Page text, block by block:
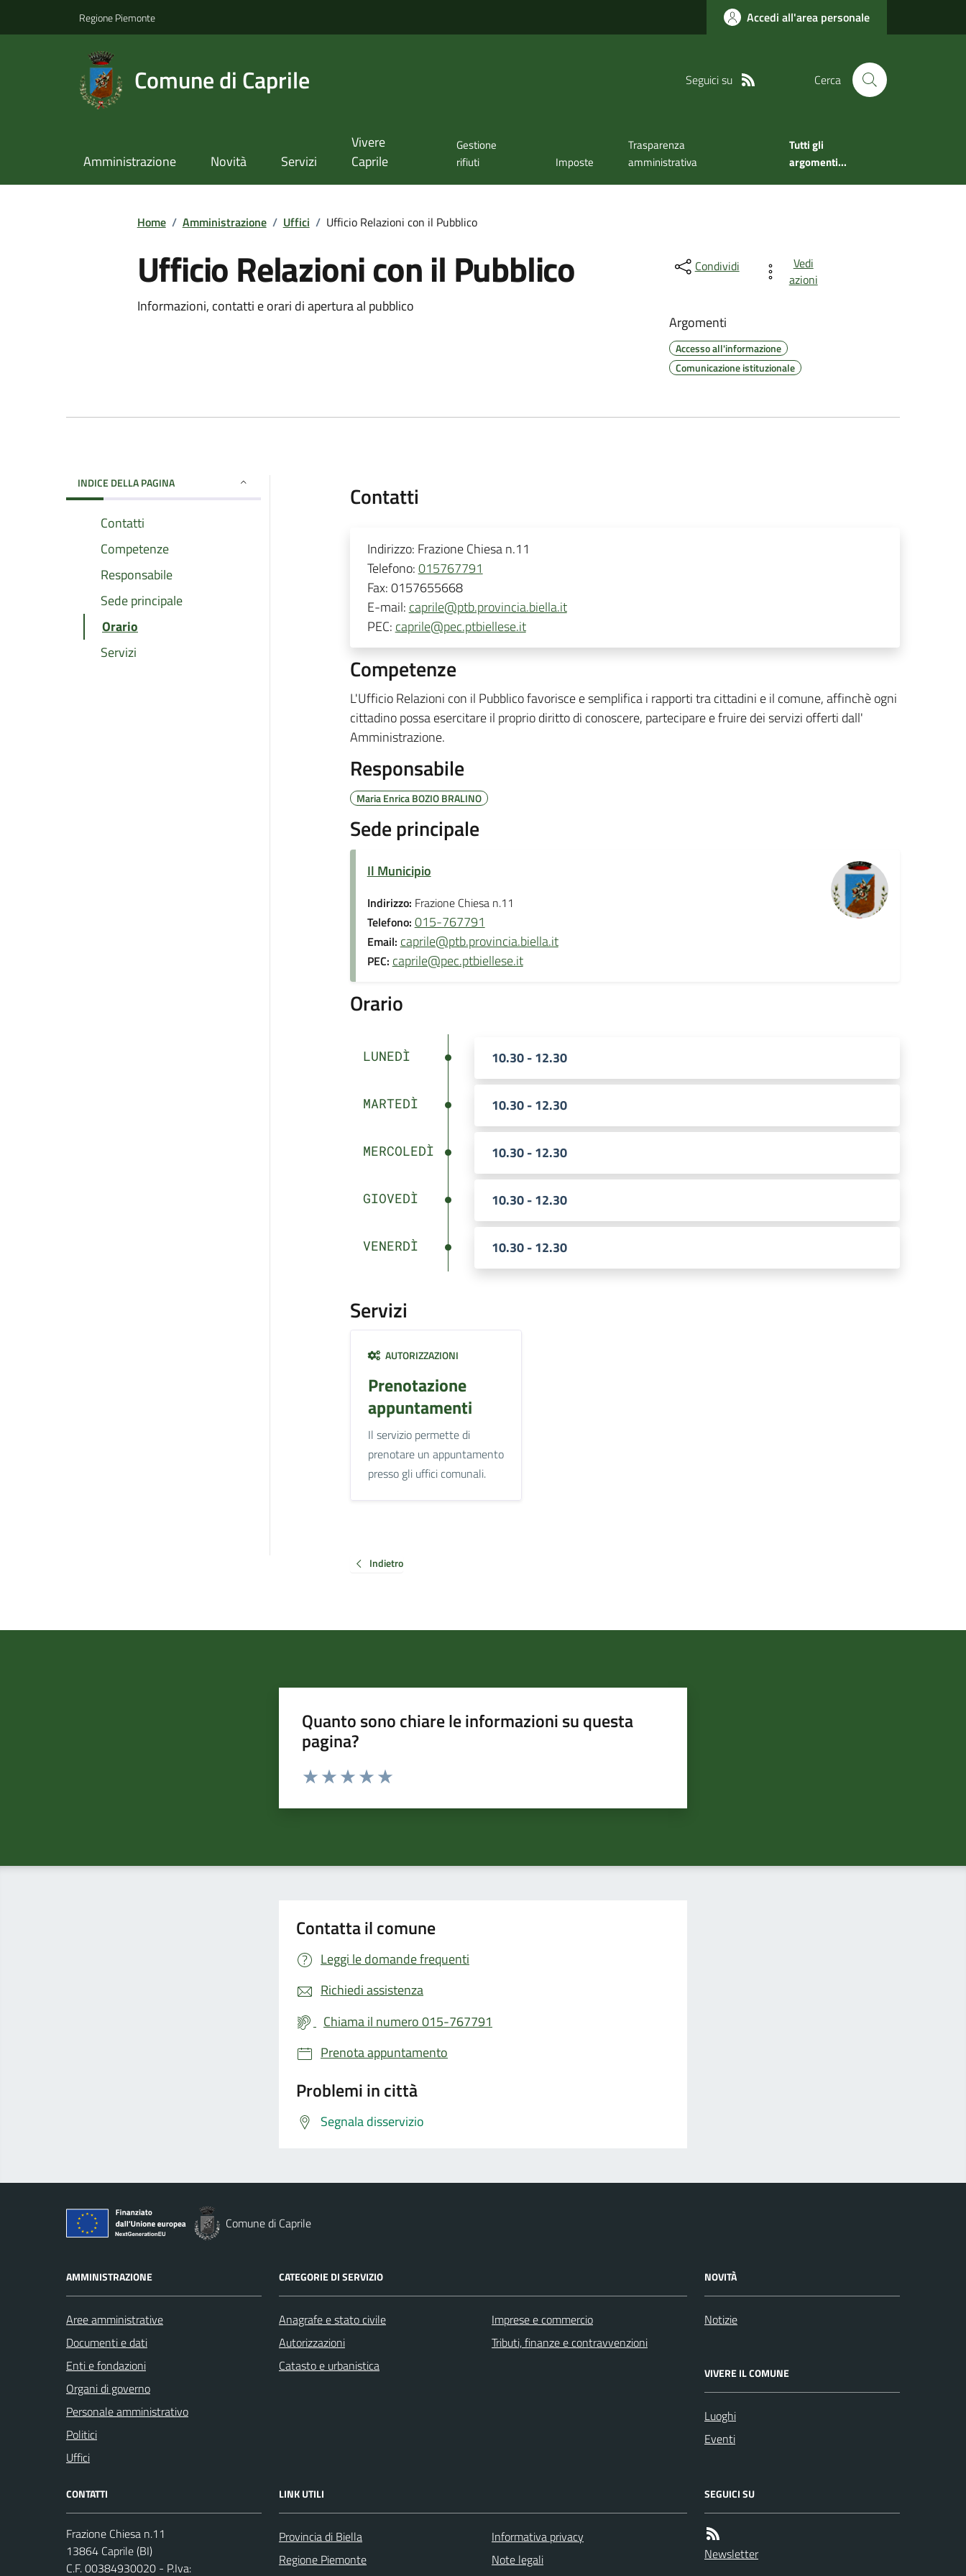
Regione Piemonte Accedi all'area personale
Comune di Caprile Seguici su Cerca
Amministrazione Novità Servizi
Vivere
Caprile
Gestione
rifiuti
Imposte
Trasparenza
amministrativa
Tutti gli
argomenti...
Home / Amministrazione / Uffici / Ufficio Relazioni con il Pubblico
Ufficio Relazioni con il Pubblico
Informazioni, contatti e orari di apertura al pubblico
Condividi
Vedi
azioni
Argomenti
Accesso all'informazione
Comunicazione istituzionale
INDICE DELLA PAGINA
Contatti
Competenze
Responsabile
Sede principale
Orario
Servizi
Contatti
Indirizzo: Frazione Chiesa n.11
Telefono:015767791
Fax:0157655668
E-mail: caprile@ptb.provincia.biella.it
PEC: caprile@pec.ptbiellese.it
Competenze
L'Ufficio Relazioni con il Pubblico favorisce e semplifica i rapporti tra cittadini e il comune, affinchè ogni
cittadino possa esercitare il proprio diritto di conoscere, partecipare e fruire dei servizi offerti dall'
Amministrazione.
Responsabile
Maria Enrica BOZIO BRALINO
Sede principale
Il Municipio
Indirizzo: Frazione Chiesa n.11
Telefono: 015-767791
Email: caprile@ptb.provincia.biella.it
PEC: caprile@pec.ptbiellese.it
Orario
LUNEDÌ 10.30 - 12.30
MARTEDÌ 10.30 - 12.30
MERCOLEDÌ 10.30 - 12.30
GIOVEDÌ 10.30 - 12.30
VENERDÌ 10.30 - 12.30
Servizi
AUTORIZZAZIONI
Prenotazione
appuntamenti
Il servizio permette di
prenotare un appuntamento
presso gli uffici comunali.
Indietro
Quanto sono chiare le informazioni su questa
pagina?
Valuta da 1 a 5 stelle la pagina
Contatta il comune
Leggi le domande frequenti
Richiedi assistenza
Chiama il numero 015-767791
Prenota appuntamento
Problemi in città
Segnala disservizio
Comune di Caprile
AMMINISTRAZIONE
Aree amministrative
Documenti e dati
Enti e fondazioni
Organi di governo
Personale amministrativo
Politici
Uffici
CATEGORIE DI SERVIZIO
Anagrafe e stato civile
Autorizzazioni
Catasto e urbanistica
Imprese e commercio
Tributi, finanze e contravvenzioni
NOVITÀ
Notizie
VIVERE IL COMUNE
Luoghi
Eventi
CONTATTI
Frazione Chiesa n.11
13864 Caprile (BI)
C.F. 00384930020 - P.Iva:
LINK UTILI
Provincia di Biella
Regione Piemonte
Informativa privacy
Note legali
SEGUICI SU
Newsletter